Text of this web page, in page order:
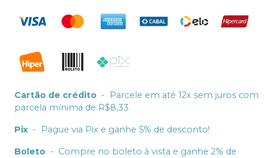
Cartão de crédito -
Parcele em até 12x sem juros com
parcela mínima de R$8,33
Pix - Pague via Pix e ganhe 5% de desconto!
Boleto - Compre no boleto à vista e ganhe 2% de